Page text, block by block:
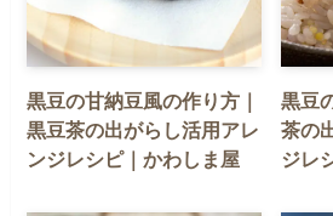
黒豆の甘納豆風の作り方｜
黒豆茶の出がらし活用アレ
ンジレシピ｜かわしま屋
黒豆
茶の
ジレ